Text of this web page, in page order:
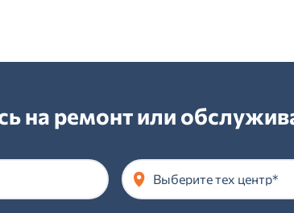
на ремонт или
Выберите тех центр*